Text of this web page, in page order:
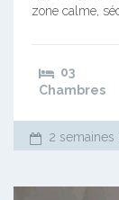
zone calme,
03
Chambres
2 semaines